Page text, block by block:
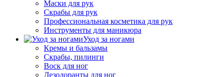
Маски для рук
Скрабы для рук
Профессиональная косметика для рук
Инструменты для маникюра
Уход за ногами
Кремы и бальзамы
Скрабы, пилинги
Воск для ног
Дезодоранты для ног